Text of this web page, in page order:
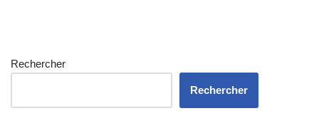
Rechercher
Rechercher